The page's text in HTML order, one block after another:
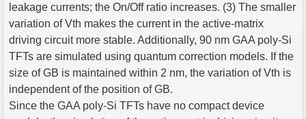
leakage currents; the On/Off ratio increases. (3) The smaller
variation of Vth makes the current in the active-matrix
driving circuit more stable. Additionally, 90 nm GAA poly-Si
TFTs are simulated using quantum correction models. If the
size of GB is maintained within 2 nm, the variation of Vth is
independent of the position of GB.
Since the GAA poly-Si TFTs have no compact device